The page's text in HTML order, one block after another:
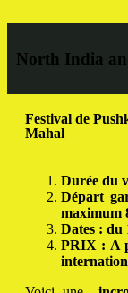
North India
Festival de
Mahal
Durée du
Départ
maximum
Dates : du
PRIX : A